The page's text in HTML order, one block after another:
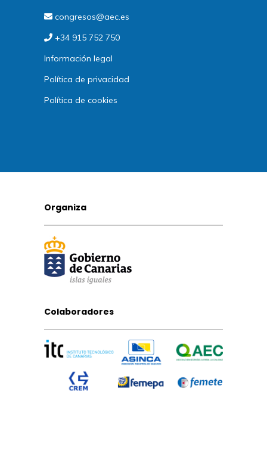
congresos@aec.es
+34 915 752 750
Información legal
Política de privacidad
Política de cookies
Organiza
Colaboradores